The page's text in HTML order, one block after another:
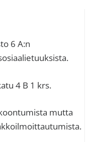
6 A:n
4 B 1 krs.
mutta